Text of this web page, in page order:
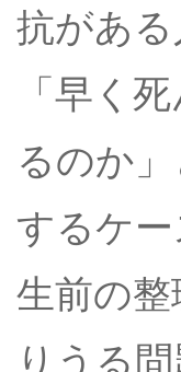
抗がある
「早く
るのか
するケー
生前の
りうる